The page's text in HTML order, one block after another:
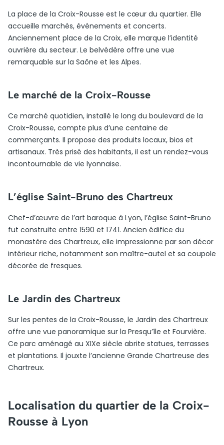
La place de la Croix-Rousse est le cœur du quartier. Elle
accueille marchés, événements et concerts.
Anciennement place de la Croix, elle marque l’identité
ouvrière du secteur. Le belvédère offre une vue
remarquable sur la Saône et les Alpes.
Le marché de la Croix-Rousse
Ce marché quotidien, installé le long du boulevard de la
Croix-Rousse, compte plus d’une centaine de
commerçants. Il propose des produits locaux, bios et
artisanaux. Très prisé des habitants, il est un rendez-vous
incontournable de vie lyonnaise.
L’église Saint-Bruno des Chartreux
Chef-d’œuvre de l’art baroque à Lyon, l’église Saint-Bruno
fut construite entre 1590 et 1741. Ancien édifice du
monastère des Chartreux, elle impressionne par son décor
intérieur riche, notamment son maître-autel et sa coupole
décorée de fresques.
Le Jardin des Chartreux
Sur les pentes de la Croix-Rousse, le Jardin des Chartreux
offre une vue panoramique sur la Presqu’île et Fourvière.
Ce parc aménagé au XIXe siècle abrite statues, terrasses
et plantations. Il jouxte l’ancienne Grande Chartreuse des
Chartreux.
Localisation du quartier de la Croix-
Rousse à Lyon